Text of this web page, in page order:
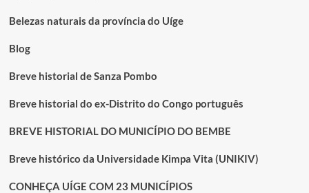
Belezas naturais da província do Uíge
Blog
Breve historial de Sanza Pombo
Breve historial do ex-Distrito do Congo português
BREVE HISTORIAL DO MUNICÍPIO DO BEMBE
Breve histórico da Universidade Kimpa Vita (UNIKIV)
CONHEÇA UÍGE COM 23 MUNICÍPIOS